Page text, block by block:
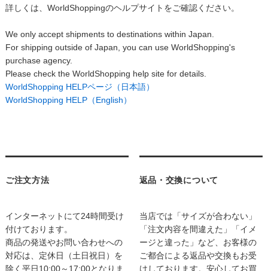
詳しくは、WorldShoppingのヘルプサイトをご確認ください。
We only accept shipments to destinations within Japan.
For shipping outside of Japan, you can use WorldShopping's
purchase agency.
Please check the WorldShopping help site for details.
WorldShopping HELPページ（日本語）
WorldShopping HELP（English）
ご注文方法
インターネットにて24時間受け
付けております。
商品の発送やお問い合わせへの
対応は、定休日（土日祝日）を
除く平日10:00～17:00となりま
返品・交換について
当店では「サイズが合わない」
「注文内容を間違えた」「イメ
ージと違った」など、お客様の
ご都合による返品や交換もお受
けしております。安心してお買